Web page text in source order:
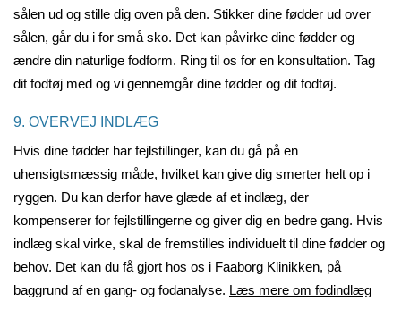
sålen ud og stille dig oven på den. Stikker dine fødder ud over
sålen, går du i for små sko. Det kan påvirke dine fødder og
ændre din naturlige fodform. Ring til os for en konsultation. Tag
dit fodtøj med og vi gennemgår dine fødder og dit fodtøj.
9. OVERVEJ INDLÆG
Hvis dine fødder har fejlstillinger, kan du gå på en
uhensigtsmæssig måde, hvilket kan give dig smerter helt op i
ryggen. Du kan derfor have glæde af et indlæg, der
kompenserer for fejlstillingerne og giver dig en bedre gang. Hvis
indlæg skal virke, skal de fremstilles individuelt til dine fødder og
behov. Det kan du få gjort hos os i Faaborg Klinikken, på
baggrund af en gang- og fodanalyse. Læs mere om fodindlæg